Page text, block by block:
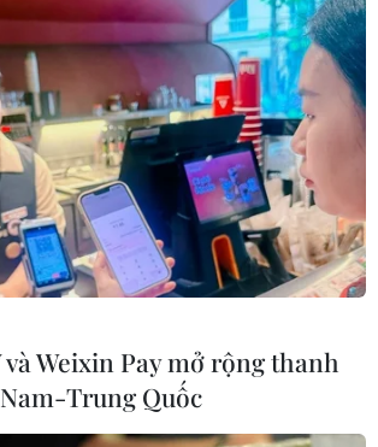
lực Việt” 2026 đồng hành cùng
tật
khiến ít nhất 14 người thiệt mạng
và Weixin Pay mở rộng thanh
Trung Quốc